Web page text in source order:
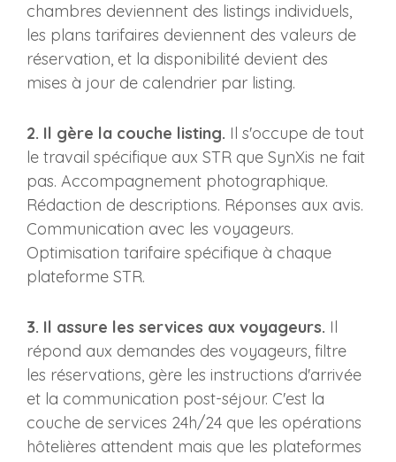
chambres deviennent des listings individuels,
les plans tarifaires deviennent des valeurs de
réservation, et la disponibilité devient des
mises à jour de calendrier par listing.
2. Il gère la couche listing. Il s'occupe de tout
le travail spécifique aux STR que SynXis ne fait
pas. Accompagnement photographique.
Rédaction de descriptions. Réponses aux avis.
Communication avec les voyageurs.
Optimisation tarifaire spécifique à chaque
plateforme STR.
3. Il assure les services aux voyageurs. Il
répond aux demandes des voyageurs, filtre
les réservations, gère les instructions d'arrivée
et la communication post-séjour. C'est la
couche de services 24h/24 que les opérations
hôtelières attendent mais que les plateformes